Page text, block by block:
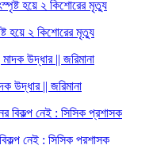
হয়ে ২ কিশোরের মৃত্যু
উদ্ধার || জরিমানা
নেই : সিসিক প্রশাসক